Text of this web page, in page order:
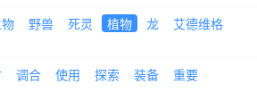
野兽 死灵 植物 龙
艾德维格
调合 使用 探索 装备
重要